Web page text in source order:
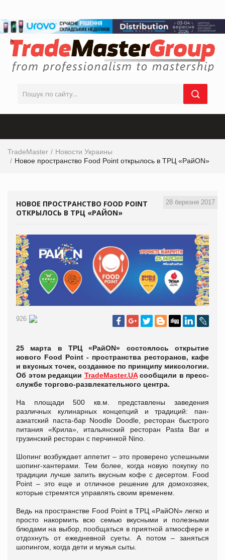
TradeMaster
Новости Украины
Новое пространство Food Point открылось в ТРЦ «РайОN»
28 березня 2017
НОВОЕ ПРОСТРАНСТВО FOOD POINT
ОТКРЫЛОСЬ В ТРЦ «РАЙОN»
926
25 марта в ТРЦ «РайОN» состоялось открытие
нового Food Point - пространства ресторанов, кафе
и вкусных точек, созданное по принципу миксологии.
Об этом редакции TradeMaster.UAсообщили в пресс-
службе торгово-развлекательного центра.
На площади 500 кв.м. представлены заведения
различных кулинарных концепций и традиций: пан-
азиатский паста-бар Noodle Doodle, ресторан быстрого
питания «Крила», итальянский ресторан Pasta Bar и
грузинский ресторан с перчинкой Nino.
Шопинг возбуждает аппетит – это проверено успешными
шопинг-хантерами. Тем более, когда новую покупку по
традиции лучше запить вкусным кофе с десертом. Food
Point – это еще и отличное решение для домохозяек,
которые стремятся управлять своим временем.
Ведь на пространстве Food Point в ТРЦ «РайОN» легко и
просто накормить всю семью вкусными и полезными
блюдами на выбор, пообщаться в приятной атмосфере и
отдохнуть от ежедневной суеты. А потом – заняться
шопингом, когда дети и мужья сыты.